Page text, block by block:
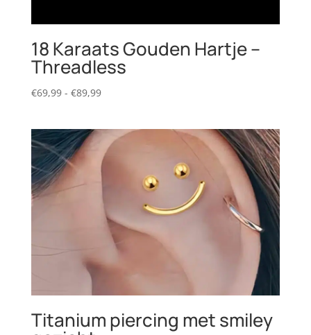
18 Karaats Gouden Hartje –
Threadless
€69,99 - €89,99Prijsklasse:
€89,99
Titanium piercing met smiley